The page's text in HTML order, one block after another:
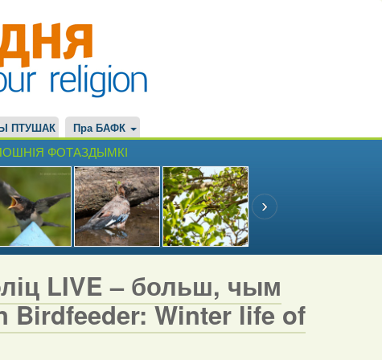
ПТУШАК Пра БАФК
ФОТАЗДЫМКІ
LIVE – больш, чым
Birdfeeder: Winter life of